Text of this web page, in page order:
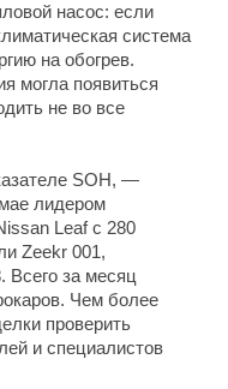
насос: если
система
на обогрев.
могла появиться
не во все
SOH, —
лидером
Leaf с 280
Zeekr 001,
Всего за месяц
Чем более
проверить
и специалистов